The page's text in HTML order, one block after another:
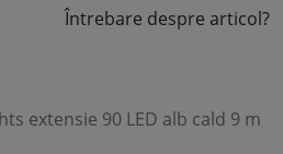
Întrebare despre articol?
extensie 90 LED alb cald 9 m